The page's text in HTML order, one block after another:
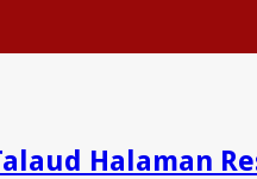
Halaman